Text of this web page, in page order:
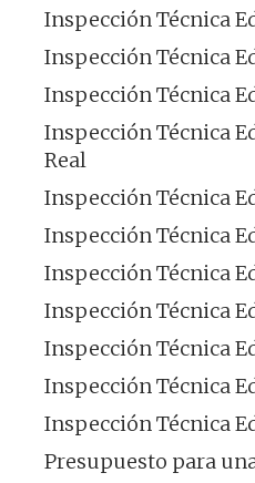
Inspección Técnica
Inspección Técnica
Inspección Técnica
Inspección Técnica
Real
Inspección Técnica
Inspección Técnica
Inspección Técnica
Inspección Técnica
Inspección Técnica
Inspección Técnica
Inspección Técnica
Presupuesto para